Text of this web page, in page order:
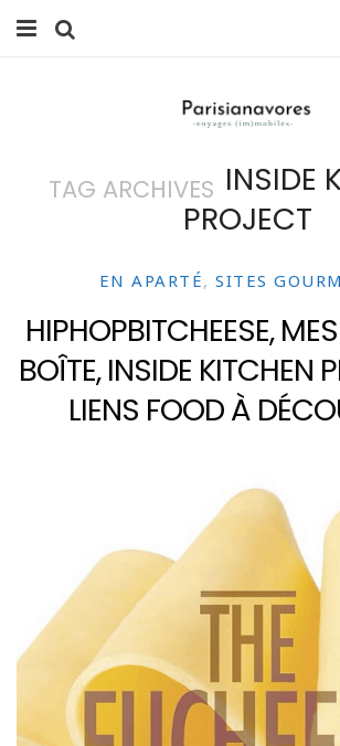
FAMILLE
VOYAGES
BALADES À PARIS
LIFESTYLE
CULTURE
TAG ARCHIVES INSIDE
PROJECT
EN APARTÉ, SITES
HIPHOPBITCHEESE,
BOÎTE, INSIDE KITCHEN
LIENS FOOD À